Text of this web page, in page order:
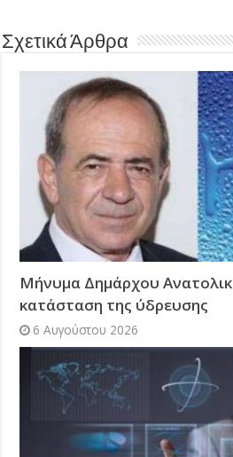
Σχετικά Άρθρα
Μήνυμα Δημάρχου
κατάσταση της ύδρευσης
6 Αυγούστου 2026